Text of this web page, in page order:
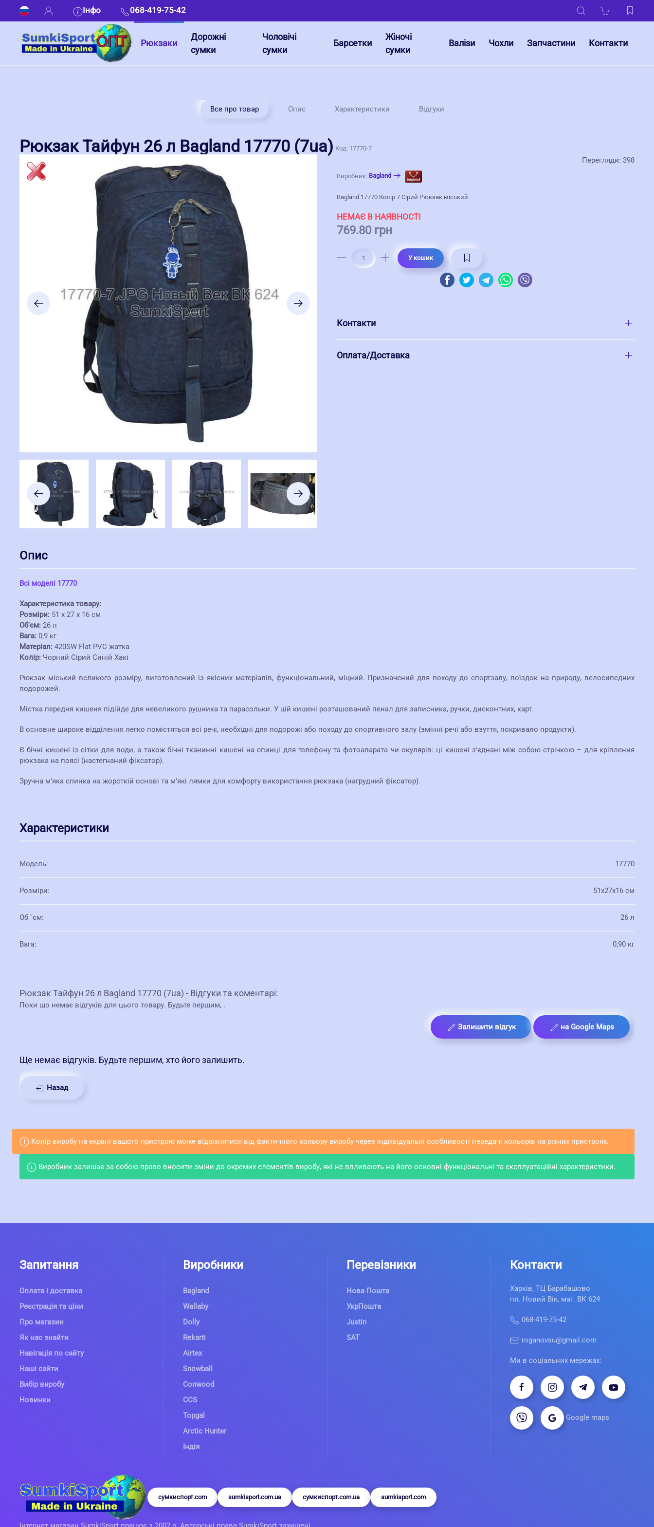
Інфо 068-419-75-42
Рюкзаки
Дорожні
сумки
Чоловічі
сумки
Барсетки
Жіночі
сумки
Валізи Чохли Запчастини Контакти
Все про товар Опис Характеристики Відгуки
Рюкзак Тайфун 26 л Bagland 17770 (7ua) Код: 17770-7
Перегляди: 398
Виробник: Bagland
Bagland 17770 Колір 7 Сірий Рюкзак міський
НЕМАЄ В НАЯВНОСТІ
769.80 грн
У кошик
Контакти
Оплата/Доставка
Опис
Всі моделі 17770
Характеристика товару:
Розміри: 51 x 27 x 16 см
Об'єм: 26 л
Вага: 0,9 кг
Матеріал: 420SW Flat PVC жатка
Колір: Чорний Сірий Синій Хакі
Рюкзак міський великого розміру, виготовлений із якісних матеріалів, функціональний, міцний. Призначений для походу до спортзалу, поїздок на природу, велосипедних
подорожей.
Містка передня кишеня підійде для невеликого рушника та парасольки. У цій кишені розташований пенал для записника, ручки, дисконтних, карт.
В основне широке відділення легко помістяться всі речі, необхідні для подорожі або походу до спортивного залу (змінні речі або взуття, покривало продукти).
Є бічні кишені із сітки для води, а також бічні тканинні кишені на спинці для телефону та фотоапарата чи окулярів: ці кишені з'єднані між собою стрічкою – для кріплення
рюкзака на поясі (настегнаний фіксатор).
Зручна м'яка спинка на жорсткій основі та м'які лямки для комфорту використання рюкзака (нагрудний фіксатор).
Характеристики
Модель: 17770
Розміри: 51x27x16 см
Об `єм: 26 л
Вага: 0,90 кг
Рюкзак Тайфун 26 л Bagland 17770 (7ua) - Відгуки та коментарі:
Поки що немає відгуків для цього товару. Будьте першим, .
Залишити відгук на Google Maps
Ще немає відгуків. Будьте першим, хто його залишить.
Назад
Колір виробу на екрані вашого пристрою може відрізнятися від фактичного кольору виробу через індивідуальні особливості передачі кольорів на різних пристроях.
Виробник залишає за собою право вносити зміни до окремих елементів виробу, які не впливають на його основні функціональні та експлуатаційні характеристики.
Запитання
Оплата і доставка
Реєстрація та ціни
Про магазин
Як нас знайти
Навігація по сайту
Наші сайти
Вибір виробу
Новинки
Виробники
Bagland
Wallaby
Dolly
Rekarti
Airtex
Snowball
Conwood
CCS
Topgal
Arctic Hunter
Індія
Перевізники
Нова Пошта
УкрПошта
Justin
SAT
Контакти
Харків, ТЦ Барабашово
пл. Новий Вік, маг. ВК 624
068-419-75-42
roganovsu@gmail.com
Ми в соціальних мережах:
Google maps
сумкиспорт.com sumkisport.com.ua сумкиспорт.com.ua sumkisport.com